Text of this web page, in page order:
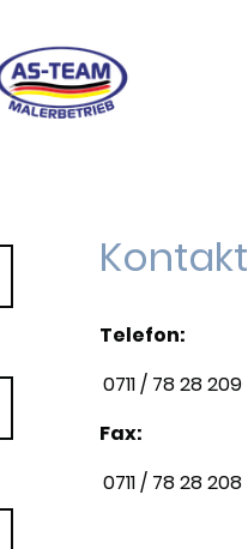
Kontakt
Telefon:
0711 / 78 28 209
Fax:
0711 / 78 28 208